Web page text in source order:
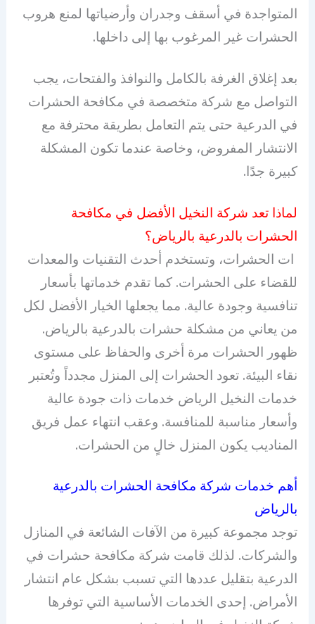
المتواجدة في أسقف وجدران وأرضياتها لمنع هروب
الحشرات غير المرغوب بها إلى داخلها.
بعد إغلاق الغرفة بالكامل والنوافذ والفتحات، يجب
التواصل مع شركة متخصصة في مكافحة الحشرات
في الدرعية حتى يتم التعامل بطريقة محترفة مع
الانتشار المفروض، وخاصة عندما تكون المشكلة
كبيرة جدًا.
لماذا تعد شركة النخيل الأفضل في مكافحة
الحشرات بالدرعية بالرياض؟
ات الحشرات، وتستخدم أحدث التقنيات والمعدات
للقضاء على الحشرات. كما تقدم خدماتها بأسعار
تنافسية وجودة عالية. مما يجعلها الخيار الأفضل لكل
من يعاني من مشكلة حشرات بالدرعية بالرياض.
ظهور الحشرات مرة أخرى والحفاظ على مستوى
نقاء البيئة. تعود الحشرات إلى المنزل مجدداً وتُعتبر
خدمات النخيل الرياض خدمات ذات جودة عالية
وأسعار مناسبة للمنافسة. وعقب انتهاء عمل فريق
المناديب يكون المنزل خالٍ من الحشرات.
أهم خدمات شركة مكافحة الحشرات بالدرعية
بالرياض
توجد مجموعة كبيرة من الآفات الشائعة في المنازل
والشركات. لذلك قامت شركة مكافحة حشرات في
الدرعية بتقليل عددها التي تسبب بشكل عام انتشار
الأمراض. إحدى الخدمات الأساسية التي توفرها